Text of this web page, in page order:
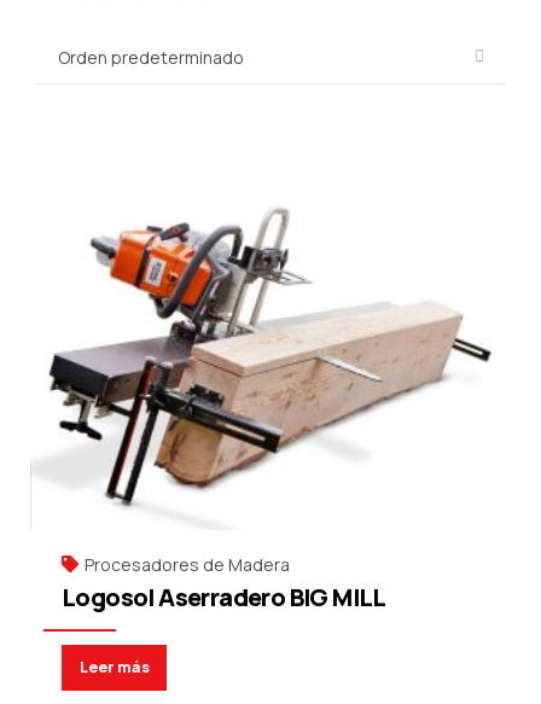
Procesadores de Madera
Logosol Aserradero BIG MILL
Leer más